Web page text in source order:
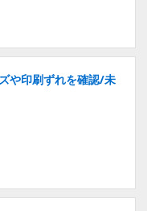
や印刷ずれを確認/未